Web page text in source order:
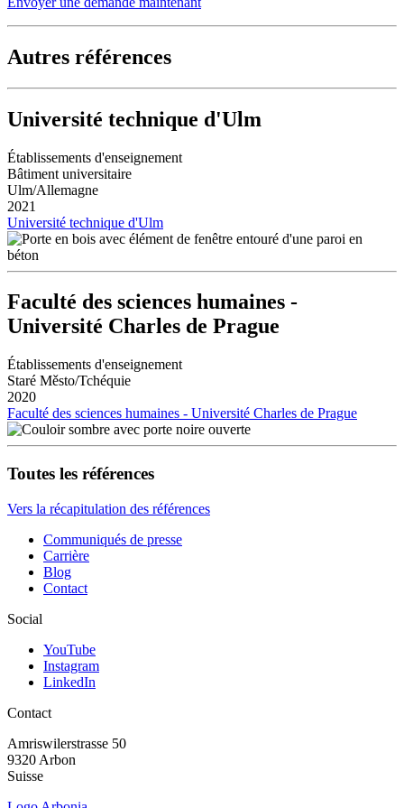
Autres références
Université technique d'Ulm
Établissements d'enseignement
Bâtiment universitaire
Ulm/Allemagne
2021
Université technique d'Ulm
Faculté des sciences humaines -
Université Charles de Prague
Établissements d'enseignement
Staré Město/Tchéquie
2020
Faculté des sciences humaines - Université Charles de Prague
Toutes les références
Vers la récapitulation des références
Communiqués de presse
Carrière
Blog
Contact
Social
YouTube
Instagram
LinkedIn
Contact
Amriswiler­strasse 50
9320 Arbon
Suisse